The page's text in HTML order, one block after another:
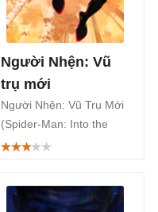
Người Nhện: Vũ
trụ mới
Người Nhện: Vũ Trụ Mới
(Spider-Man: Into the
Spider-Verse) là phim
Nhện phát hành năm